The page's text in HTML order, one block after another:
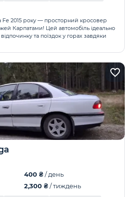
Fe 2015 року — просторний кросовер
Карпатами! Цей автомобіль ідеально
та поїздок у горах завдяки
400 ₴/ день
2,300 ₴/ тиждень